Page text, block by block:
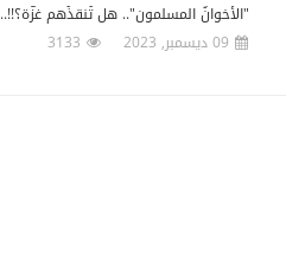
"الأخوانُ المسلمون".. هل تُنقذُهم غزّة؟!!..
09 ديسمبر, 2023
3133